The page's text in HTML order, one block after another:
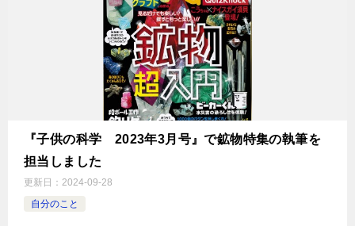
『子供の科学 2023年3月号』で鉱物特集の執筆を
担当しました
更新日： 2024-09-28
自分のこと